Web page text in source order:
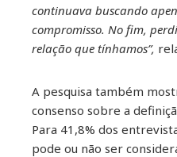
continuava buscando
compromisso. No fim,
relação que tínhamos”,
A pesquisa também
consenso sobre a
Para 41,8% dos
pode ou não ser